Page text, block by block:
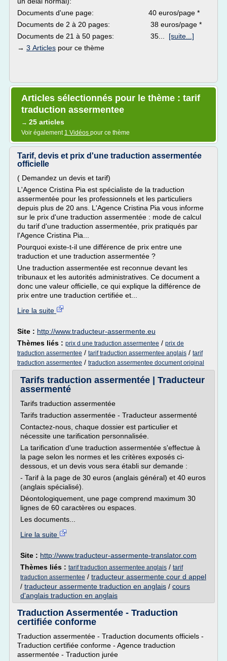
Documents d'une page: 40 euros/page *
Documents de 2 à 20 pages: 38 euros/page *
Documents de 21 à 50 pages: 35... [suite...]
→ 3 Articles pour ce thème
Articles sélectionnés pour le thème : tarif
traduction assermentee
→ 25 articles
Voir également 1 Vidéos pour ce thème
Tarif, devis et prix d'une traduction assermentée
officielle
( Demandez un devis et tarif)
L'Agence Cristina Pia est spécialiste de la traduction
assermentée pour les professionnels et les particuliers
depuis plus de 20 ans. L'Agence Cristina Pia vous informe
sur le prix d'une traduction assermentée : mode de calcul
du tarif d'une traduction assermentée, prix pratiqués par
l'Agence Cristina Pia...
Pourquoi existe-t-il une différence de prix entre une
traduction et une traduction assermentée ?
Une traduction assermentée est reconnue devant les
tribunaux et les autorités administratives. Ce document a
donc une valeur officielle, ce qui explique la différence de
prix entre une traduction certifiée et...
Lire la suite
Site : http://www.traducteur-assermente.eu
Thèmes liés : prix d une traduction assermentee / prix de
traduction assermentee / tarif traduction assermentee anglais / tarif
traduction assermentee / traduction assermentee document original
Tarifs traduction assermentée | Traducteur
assermenté
Tarifs traduction assermentée
Tarifs traduction assermentée - Traducteur assermenté
Contactez-nous, chaque dossier est particulier et
nécessite une tarification personnalisée.
La tarification d'une traduction assermentée s'effectue à
la page selon les normes et les critères exposés ci-
dessous, et un devis vous sera établi sur demande :
- Tarif à la page de 30 euros (anglais général) et 40 euros
(anglais spécialisé).
Déontologiquement, une page comprend maximum 30
lignes de 60 caractères ou espaces.
Les documents...
Lire la suite
Site : http://www.traducteur-assermente-translator.com
Thèmes liés : tarif traduction assermentee anglais / tarif
traduction assermentee / traducteur assermente cour d appel
/ traducteur assermente traduction en anglais / cours
d'anglais traduction en anglais
Traduction Assermentée - Traduction
certifiée conforme
Traduction assermentée - Traduction documents officiels -
Traduction certifiée conforme - Agence traduction
assermentée - Traduction jurée